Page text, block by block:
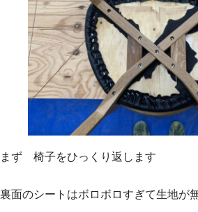
まず 椅子をひっくり返します
裏面のシートはボロボロすぎて生地が